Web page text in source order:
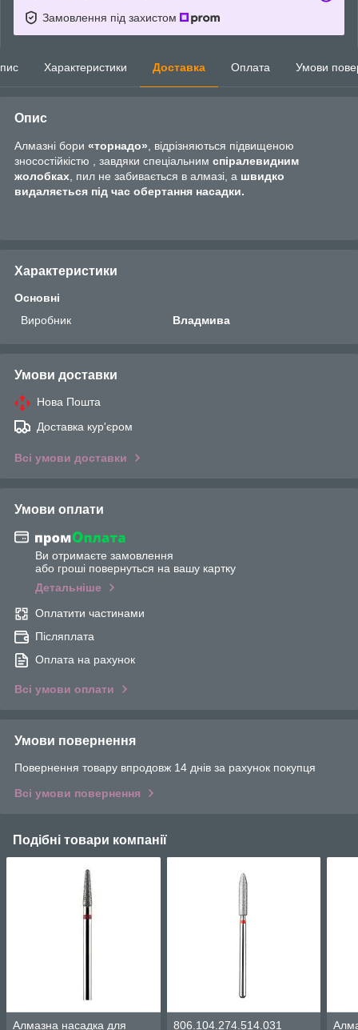
Замовлення під захистом
Характеристики Доставка Оплата Умови
Опис
Алмазні бори «торнадо» , відрізняються підвищеною
зносостійкістю , завдяки спеціальним спіралевидним
жолобках , пил не забивається в алмазі, а швидко
видаляється під час обертання насадки.
Характеристики
Основні
Виробник
Владмива
Умови доставки
Нова Пошта
Доставка кур'єром
Всі умови доставки
Умови оплати
Ви отримаєте замовлення
або гроші повернуться на вашу картку
Детальніше
Оплатити частинами
Післяплата
Оплата на рахунок
Всі умови оплати
Умови повернення
Повернення товару впродовж 14 днів за рахунок покупця
Всі умови повернення
Подібні товари компанії
Алмазна насадка для 806.104.274.514.031